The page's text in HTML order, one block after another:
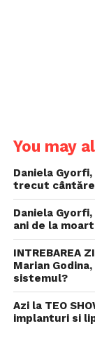
You may
Daniela
trecut
Daniela
ani de la
INTREBAREA
Marian
sistemul?
Azi la TEO
implanturi si